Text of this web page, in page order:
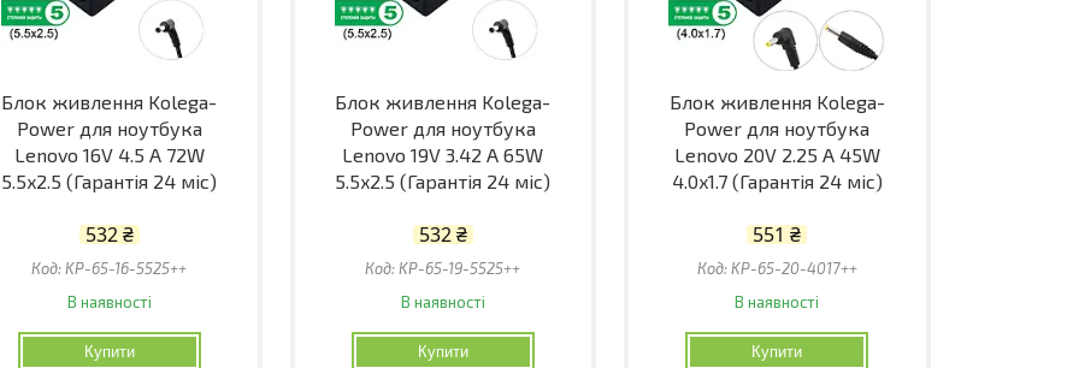
Блок живлення Kolega-
Power для ноутбука
Lenovo 16V 4.5 A 72W
5.5x2.5 (Гарантія 24 міс)
532 ₴
KP-65-16-5525++
В наявності
Купити
Блок живлення Kolega-
Power для ноутбука
Lenovo 19V 3.42 A 65W
5.5x2.5 (Гарантія 24 міс)
532 ₴
KP-65-19-5525++
В наявності
Купити
Блок живлення Kolega-
Power для ноутбука
Lenovo 20V 2.25 A 45W
4.0x1.7 (Гарантія 24 міс)
551 ₴
KP-65-20-4017++
В наявності
Купити